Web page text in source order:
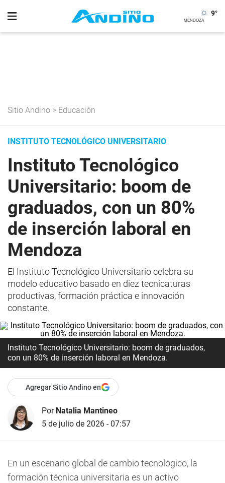
9°
Sitio Andino > Educación
INSTITUTO TECNOLÓGICO UNIVERSITARIO
Instituto Tecnológico
Universitario: boom de
graduados, con un 80%
de inserción laboral en
Mendoza
El Instituto Tecnológico Universitario celebra su
modelo educativo basado en diez tecnicaturas
productivas, formación práctica e innovación
constante.
Instituto Tecnológico Universitario: boom de graduados,
con un 80% de inserción laboral en Mendoza.
Agregar Sitio Andino en
Por Natalia Mantineo
5 de julio de 2026 - 07:57
En un escenario global de cambio tecnológico, la
formación técnica universitaria es un activo